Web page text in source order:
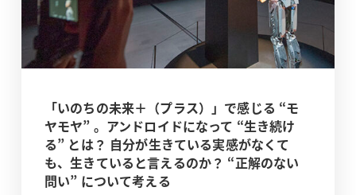
「いのちの未来＋（プラス）」で感じる “モ
ヤモヤ” 。アンドロイドになって “生き続け
る” とは？ 自分が生きている実感がなくて
も、生きていると言えるのか？ “正解のない
問い” について考える